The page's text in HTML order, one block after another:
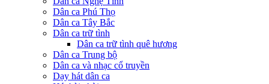
Dân ca Phú Thọ
Dân ca Tây Bắc
Dân ca trữ tình
Dân ca trữ tình quê hương
Dân ca Trung bộ
Dân ca và nhạc cổ truyền
Dạy hát dân ca